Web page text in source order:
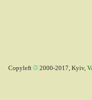
Copyleft 2000-2017, Kyiv,